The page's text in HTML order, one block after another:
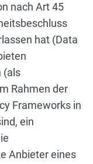
nach Art 45
hat (Data
(als
Rahmen der
Frameworks in
ein
Anbieter eines